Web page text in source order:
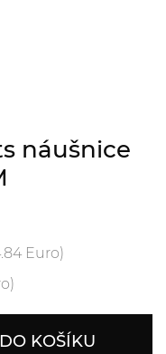
náušnice
Euro)
KOŠÍKU